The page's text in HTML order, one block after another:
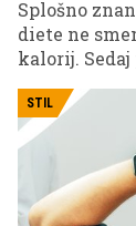
Splošno
diete ne
kalorij.
po njenih
kilogramov,
STIL